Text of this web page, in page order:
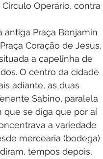
Operário, contra
Praça Benjamin
Coração de Jesus,
a capelinha de
O centro da cidade
adiante, as duas
Sabino, paralela
que se diga que por aí
a variedade
mercearia (bodega)
tempos depois,